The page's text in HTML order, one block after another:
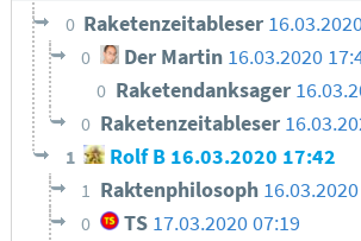
0 Raketenzeitableser
0 Der Martin 16.03.2020
0 Raketendanksager
0 Raketenzeitableser
1 Rolf B 16.03.2020 17:42
1 Raktenphilosoph
0 TS 17.03.2020 07:19